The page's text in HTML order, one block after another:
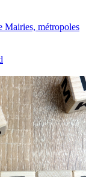
Mairies, métropoles